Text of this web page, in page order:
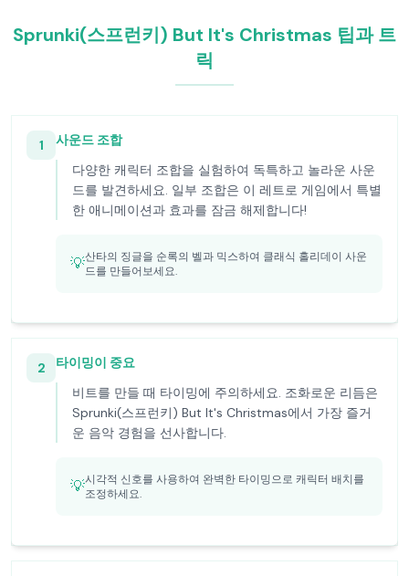
Sprunki(스프런키) But It's Christmas 팁과 트
릭
1
사운드 조합
다양한 캐릭터 조합을 실험하여 독특하고 놀라운 사운
드를 발견하세요. 일부 조합은 이 레트로 게임에서 특별
한 애니메이션과 효과를 잠금 해제합니다!
💡산타의 징글을 순록의 벨과 믹스하여 클래식 홀리데이 사운
드를 만들어보세요.
2
타이밍이 중요
비트를 만들 때 타이밍에 주의하세요. 조화로운 리듬은
Sprunki(스프런키) But It's Christmas에서 가장 즐거
운 음악 경험을 선사합니다.
💡시각적 신호를 사용하여 완벽한 타이밍으로 캐릭터 배치를
조정하세요.